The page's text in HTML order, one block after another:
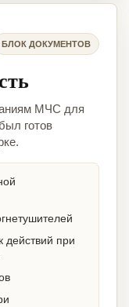
БЛОК ДОКУМЕНТОВ
МЧС для
готов
действий при